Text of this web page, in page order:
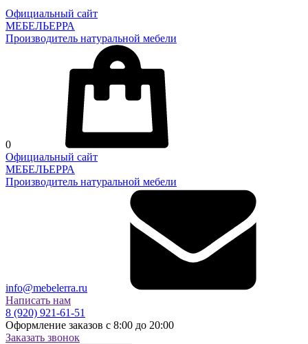
Официальный сайт
МЕБЕЛЬЕРРА
Производитель натуральной мебели
0
Официальный сайт
МЕБЕЛЬЕРРА
Производитель натуральной мебели
info@mebelerra.ru
Написать нам
8 (920) 921-61-51
Оформление заказов с 8:00 до 20:00
Заказать звонок